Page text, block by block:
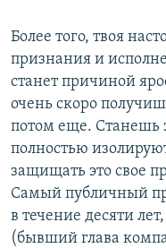
Более того, твоя
признания и
станет причиной
очень скоро
потом еще. Станешь
полностью
защищать это свое
Самый публичный
в течение десяти
(бывший глава